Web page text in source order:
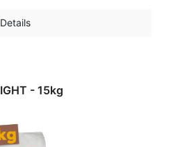
Details
Rind LIGHT - 15kg